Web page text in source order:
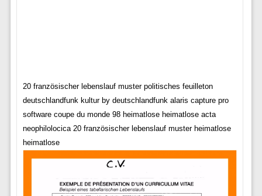
20 französischer lebenslauf muster politisches feuilleton
deutschlandfunk kultur by deutschlandfunk alaris capture pro
software coupe du monde 98 heimatlose heimatlose acta
neophilolocica 20 französischer lebenslauf muster heimatlose
heimatlose